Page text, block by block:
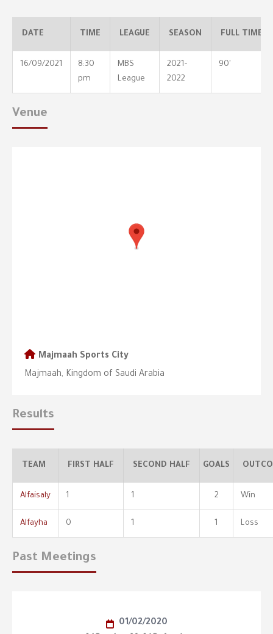
DATE TIME LEAGUE SEASON FULL TIME
16/09/2021
8:30
pm
MBS
League
2021-
2022
90'
Venue
Majmaah Sports City
Majmaah, Kingdom of Saudi Arabia
Results
TEAM FIRST HALF SECOND HALF GOALS
Alfaisaly 1 1 2 Win
Alfayha 0 1 1 Loss
Past Meetings
01/02/2020